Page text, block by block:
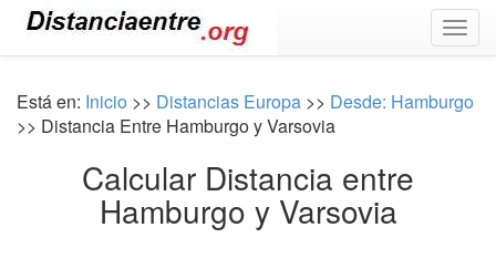
Está en: Inicio >> Distancias Europa >> Desde: Hamburgo
>> Distancia Entre Hamburgo y Varsovia
Calcular Distancia entre
Hamburgo y Varsovia